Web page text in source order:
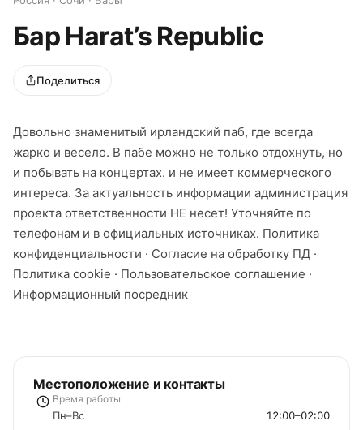
Бар Harat’s Republic
Поделиться
Довольно знаменитый ирландский паб, где всегда
жарко и весело. В пабе можно не только отдохнуть, но
и побывать на концертах. и не имеет коммерческого
интереса. За актуальность информации администрация
проекта ответственности НЕ несет! Уточняйте по
телефонам и в официальных источниках. Политика
конфиденциальности · Согласие на обработку ПД ·
Политика cookie · Пользовательское соглашение ·
Информационный посредник
Местоположение и контакты
Время работы
Пн–Вс 12:00–02:00